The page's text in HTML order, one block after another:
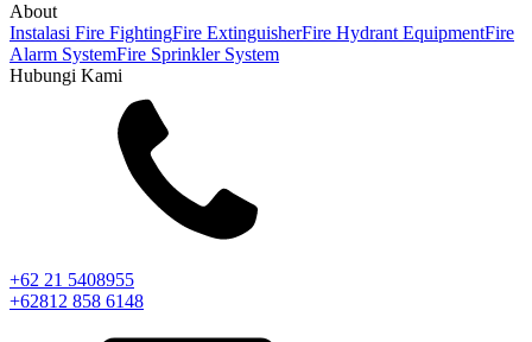
About
Instalasi Fire FightingFire ExtinguisherFire Hydrant EquipmentFire
Alarm SystemFire Sprinkler System
Hubungi Kami
+62 21 5408955
+62812 858 6148